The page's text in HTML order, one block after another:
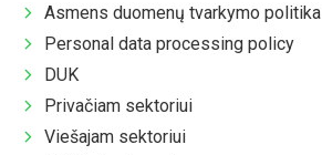
Asmens duomenų tvarkymo politika
Personal data processing policy
DUK
Privačiam sektoriui
Viešajam sektoriui